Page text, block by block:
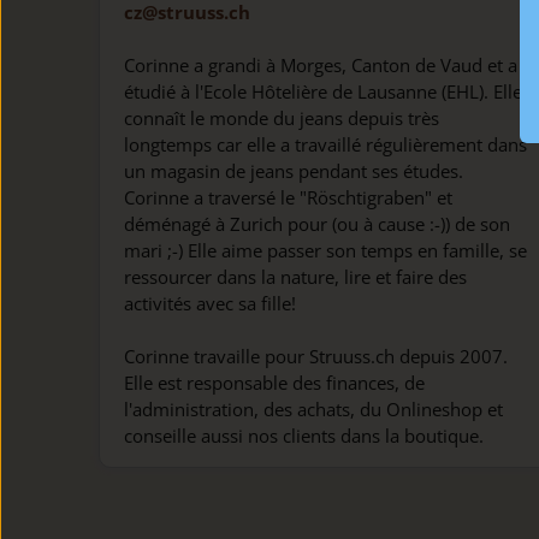
cz@struuss.ch
Corinne a grandi à Morges, Canton de Vaud et a
étudié à l'Ecole Hôtelière de Lausanne (EHL). Elle
connaît le monde du jeans depuis très
longtemps car elle a travaillé régulièrement dans
un magasin de jeans pendant ses études.
Corinne a traversé le "Röschtigraben" et
déménagé à Zurich pour (ou à cause :-)) de son
mari ;-) Elle aime passer son temps en famille, se
ressourcer dans la nature, lire et faire des
activités avec sa fille!
Corinne travaille pour Struuss.ch depuis 2007.
Elle est responsable des finances, de
l'administration, des achats, du Onlineshop et
conseille aussi nos clients dans la boutique.